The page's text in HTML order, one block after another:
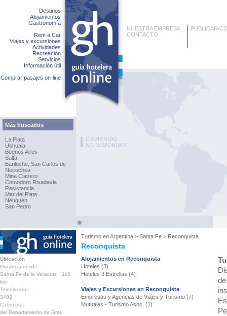
Destinos
Alojamientos
Gastronomía
Rent a Car
Viajes y excursiones
Actividades
Recreación
Servicios
Información útil
Comprar pasajes on-line
Más buscados
La Plata
Ushuaia
Buenos Aires
Salta
Bariloche, San Carlos de
Necochea
Mina Clavero
Comodoro Rivadavia
Resistencia
Mar del Plata
Neuquen
San Pedro
NUESTRA EMPRESA
CONTACTO
PUBLICAR/
Turismo enArgentina > Santa Fe > Reconquista
Reconquista
Ubicación
Distancia desde:
Santa Fe de la Veracruz : 323
km
Telediscado:
3482
Cabecera:
del Departamento de Gral.
Alojamientos en Reconquista
Hoteles (3)
Hoteles 3 Estrellas (4)
Viajes y Excursiones en Reconquista
Empresas y Agencias de Viajes y Turismo (7)
Mutuales - Turismo Asoc. (1)